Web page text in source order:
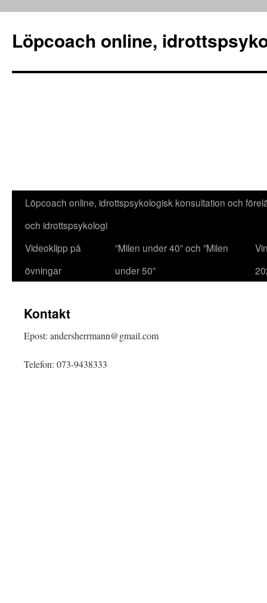
Löpcoach online,
Hoppa
till
innehåll
Löpcoach online, idrottspsykologisk konsultation och
och idrottspsykologi
Videoklipp på
övningar
”Milen under 40” och ”Milen
under 50”
Kontakt
Epost: andersherrmann@gmail.com
Telefon: 073-9438333